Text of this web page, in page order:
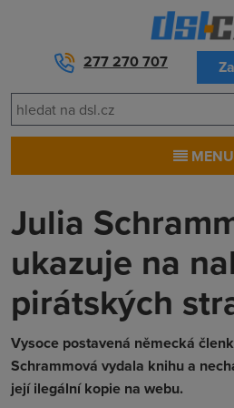
277 270 707
MENU
Julia
ukazuje na
pirátských
Vysoce postavená německá
Schrammová vydala knihu a
její ilegální kopie na webu.